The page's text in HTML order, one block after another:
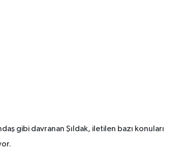
gibi davranan Şıldak, iletilen bazı konuları